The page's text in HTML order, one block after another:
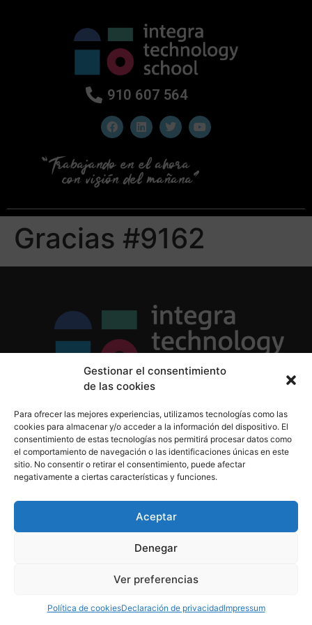
Gestionar el consentimiento
de las cookies
Para ofrecer las mejores experiencias, utilizamos tecnologías como las
cookies para almacenar y/o acceder a la información del dispositivo. El
consentimiento de estas tecnologías nos permitirá procesar datos como
el comportamiento de navegación o las identificaciones únicas en este
sitio. No consentir o retirar el consentimiento, puede afectar
negativamente a ciertas características y funciones.
Aceptar
Denegar
Ver preferencias
Política de cookiesDeclaración de privacidadImpressum
910 607 564
Gracias #9162
Política de Cookies
Aviso Legal
910 607 564
derechos reservados